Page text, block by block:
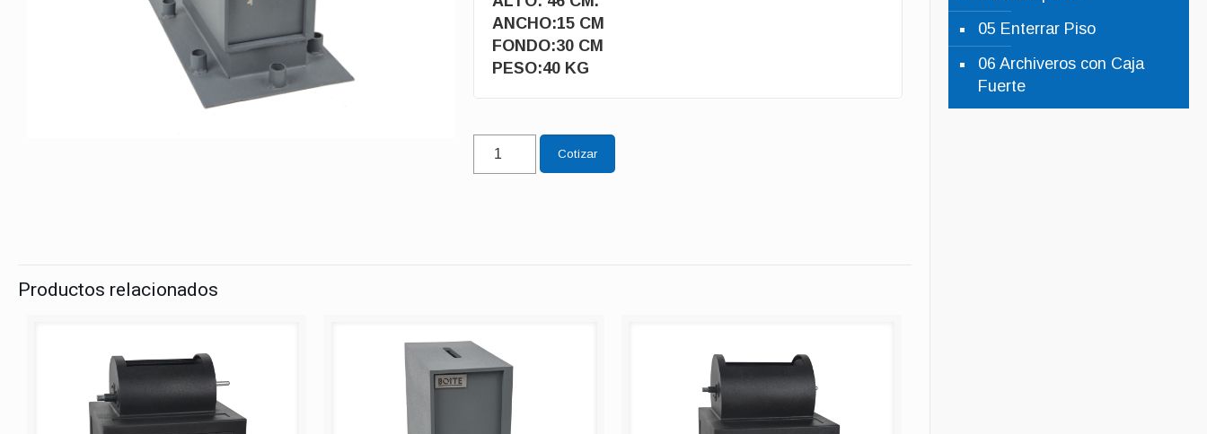
ANCHO:15 CM
FONDO:30 CM
PESO:40 KG
LAVANDERÍA
cantidad
Cotizar
Productos relacionados
05 Enterrar Piso
06 Archiveros con Caja
Fuerte